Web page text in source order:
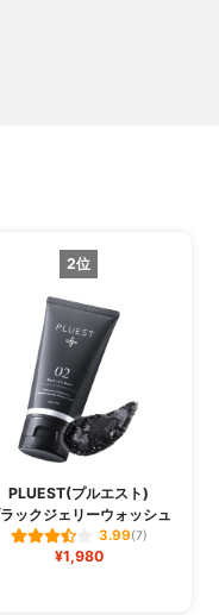
2位
PLUEST(プルエスト)
ックジェリーウォッシュ
3.99(7)
¥1,980